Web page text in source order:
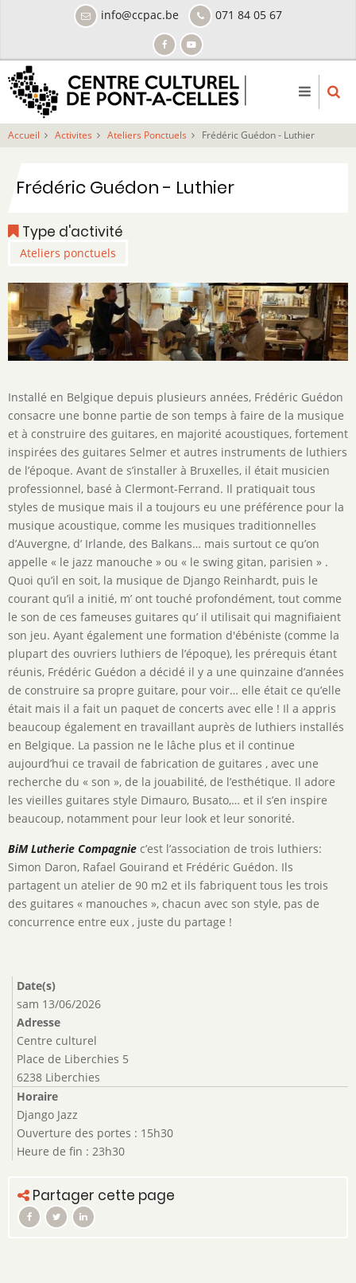
principal
info@ccpac.be 071 84 05 67
Accueil Activites Ateliers Ponctuels Frédéric Guédon - Luthier
Frédéric Guédon - Luthier
Type d'activité
Ateliers ponctuels
Description
de
l'activité
Installé en Belgique depuis plusieurs années, Frédéric Guédon
consacre une bonne partie de son temps à faire de la musique
et à construire des guitares, en majorité acoustiques, fortement
inspirées des guitares Selmer et autres instruments de luthiers
de l’époque. Avant de s’installer à Bruxelles, il était musicien
professionnel, basé à Clermont-Ferrand. Il pratiquait tous
styles de musique mais il a toujours eu une préférence pour la
musique acoustique, comme les musiques traditionnelles
d’Auvergne, d’ Irlande, des Balkans… mais surtout ce qu’on
appelle « le jazz manouche » ou « le swing gitan, parisien » .
Quoi qu’il en soit, la musique de Django Reinhardt, puis le
courant qu’il a initié, m’ ont touché profondément, tout comme
le son de ces fameuses guitares qu’ il utilisait qui magnifiaient
son jeu. Ayant également une formation d'ébéniste (comme la
plupart des ouvriers luthiers de l’époque), les prérequis étant
réunis, Frédéric Guédon a décidé il y a une quinzaine d’années
de construire sa propre guitare, pour voir… elle était ce qu’elle
était mais il a fait un paquet de concerts avec elle ! Il a appris
beaucoup également en travaillant auprès de luthiers installés
en Belgique. La passion ne le lâche plus et il continue
aujourd’hui ce travail de fabrication de guitares , avec une
recherche du « son », de la jouabilité, de l’esthétique. Il adore
les vieilles guitares style Dimauro, Busato,… et il s’en inspire
beaucoup, notamment pour leur look et leur sonorité.
BiM Lutherie Compagnie c’est l’association de trois luthiers:
Simon Daron, Rafael Gouirand et Frédéric Guédon. Ils
partagent un atelier de 90 m2 et ils fabriquent tous les trois
des guitares « manouches », chacun avec son style, pas de
concurrence entre eux , juste du partage !
Date(s)
sam 13/06/2026
Adresse
Centre culturel
Place de Liberchies 5
6238 Liberchies
Horaire
Django Jazz
Ouverture des portes : 15h30
Heure de fin : 23h30
Partager cette page